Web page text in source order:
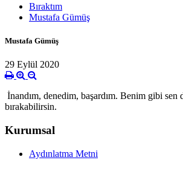
Bıraktım
Mustafa Gümüş
Mustafa Gümüş
29 Eylül 2020
İnandım, denedim, başardım. Benim gibi sen
bırakabilirsin.
Kurumsal
Aydınlatma Metni